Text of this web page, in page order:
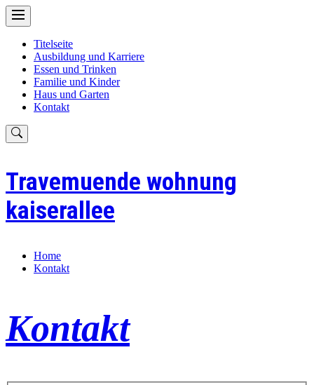
Skip
to
Titelseite
Ausbildung und Karriere
Essen und Trinken
Familie und Kinder
Haus und Garten
Kontakt
Travemuende wohnung
kaiserallee
Home
Kontakt
Kontakt